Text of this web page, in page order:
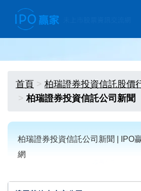
首頁
柏瑞證券投資信託股價
柏瑞證券投資信託公司新聞
柏瑞證券投資信託公司新聞 | IPO
網